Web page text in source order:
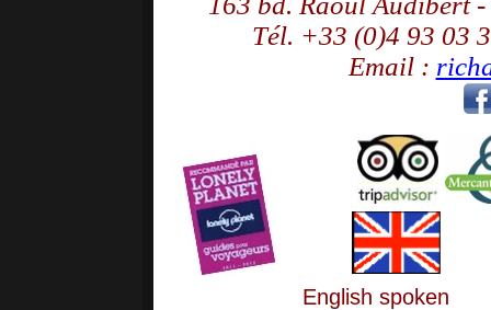
Tél. +33 (0)4 93 03
Email :
English spoken